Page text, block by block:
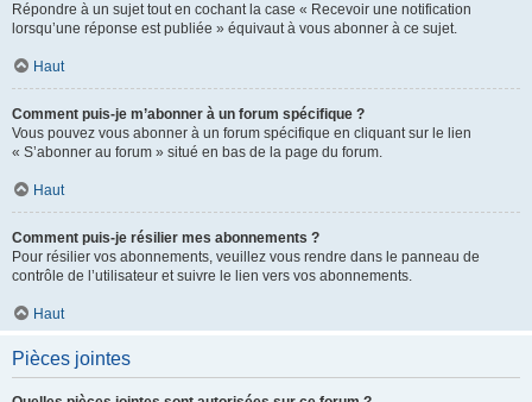
Répondre à un sujet tout en cochant la case « Recevoir une notification
lorsqu’une réponse est publiée » équivaut à vous abonner à ce sujet.
Haut
Comment puis-je m’abonner à un forum spécifique ?
Vous pouvez vous abonner à un forum spécifique en cliquant sur le lien
« S’abonner au forum » situé en bas de la page du forum.
Haut
Comment puis-je résilier mes abonnements ?
Pour résilier vos abonnements, veuillez vous rendre dans le panneau de
contrôle de l’utilisateur et suivre le lien vers vos abonnements.
Haut
Pièces jointes